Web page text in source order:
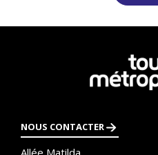
NOUS CONTACTER
Allée Matilda